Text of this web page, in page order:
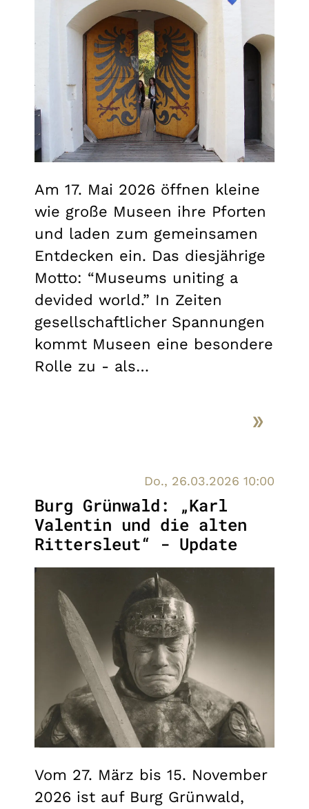
Am 17. Mai 2026 öffnen kleine
wie große Museen ihre Pforten
und laden zum gemeinsamen
Entdecken ein. Das diesjährige
Motto: “Museums uniting a
devided world.” In Zeiten
gesellschaftlicher Spannungen
kommt Museen eine besondere
Rolle zu - als…
Do., 26.03.2026 10:00
Burg Grünwald: „Karl
Valentin und die alten
Rittersleut“ - Update
Vom 27. März bis 15. November
2026 ist auf Burg Grünwald,